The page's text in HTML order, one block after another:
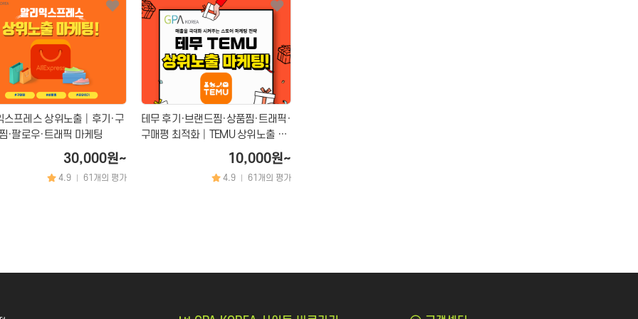
스프레스 상위노출│후기·구
·팔로우·트래픽 마케팅
30,000원~
4.9 61개의 평가
테무 후기·브랜드찜·상품찜·트래픽·
구매평 최적화│TEMU 상위노출 마
10,000원~
4.9 61개의 평가